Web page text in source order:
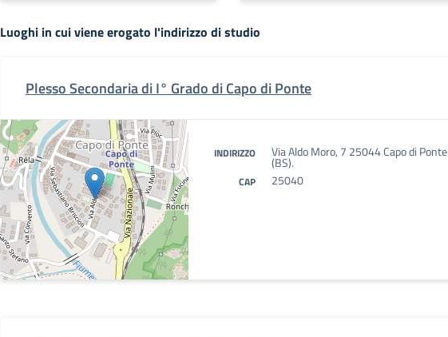
Luoghi in cui viene erogato l'indirizzo di studio
Plesso Secondaria di I° Grado di Capo di Ponte
INDIRIZZO Via Aldo Moro, 7 25044 Capo di Ponte
(BS).
CAP 25040